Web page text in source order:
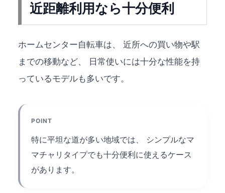
近距離利用なら十分便利
ホームセンター自転車は、 近所への買い物や駅
までの移動など、 日常使いには十分な性能を持
っているモデルも多いです。
POINT
特に平坦な道が多い地域では、 シンプルなマ
マチャリタイプでも十分便利に使えるケース
があります。